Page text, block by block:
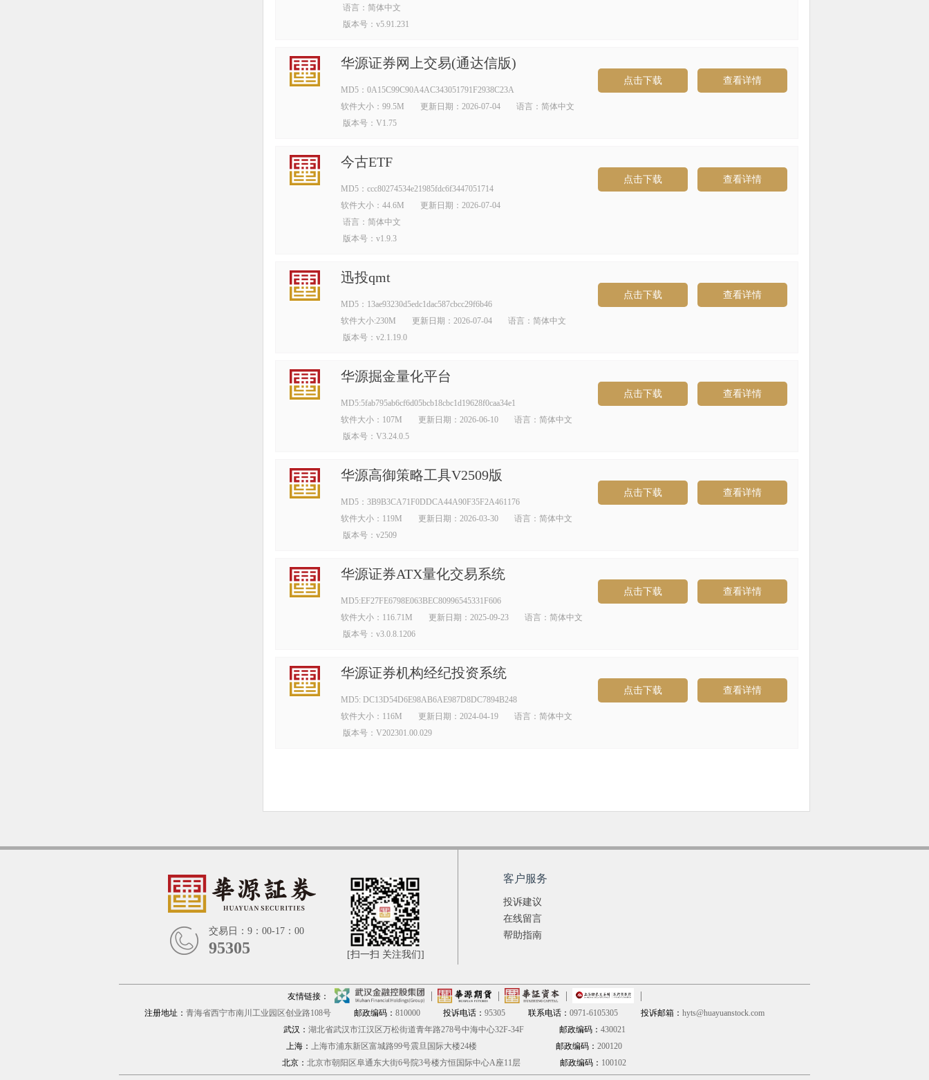
语言：简体中文
版本号：v5.91.231
华源证券网上交易(通达信版)
MD5：0A15C99C90A4AC343051791F2938C23A
软件大小：99.5M
更新日期：2026-07-04
语言：简体中文
版本号：V1.75
点击下载 查看详情
今古ETF
MD5：ccc80274534e21985fdc6f3447051714
软件大小：44.6M
更新日期：2026-07-04
语言：简体中文
版本号：v1.9.3
点击下载 查看详情
迅投qmt
MD5：13ae93230d5edc1dac587cbcc29f6b46
软件大小:230M
更新日期：2026-07-04
语言：简体中文
版本号：v2.1.19.0
点击下载 查看详情
华源掘金量化平台
MD5:5fab795ab6cf6d05bcb18cbc1d19628f0caa34e1
软件大小：107M
更新日期：2026-06-10
语言：简体中文
版本号：V3.24.0.5
点击下载 查看详情
华源高御策略工具V2509版
MD5：3B9B3CA71F0DDCA44A90F35F2A461176
软件大小：119M
更新日期：2026-03-30
语言：简体中文
版本号：v2509
点击下载 查看详情
华源证券ATX量化交易系统
MD5:EF27FE6798E063BEC80996545331F606
软件大小：116.71M
更新日期：2025-09-23
语言：简体中文
版本号：v3.0.8.1206
点击下载 查看详情
华源证券机构经纪投资系统
MD5: DC13D54D6E98AB6AE987D8DC7894B248
软件大小：116M
更新日期：2024-04-19
语言：简体中文
版本号：V202301.00.029
点击下载 查看详情
交易日：9：00-17：00
95305 [扫一扫 关注我们]
客户服务
投诉建议
在线留言
帮助指南
友情链接：
注册地址： 青海省西宁市南川工业园区创业路108号 邮政编码： 810000 投诉电话： 95305 联系电话： 0971-6105305 投诉邮箱： hyts@huayuanstock.com
武汉： 湖北省武汉市江汉区万松街道青年路278号中海中心32F-34F 邮政编码： 430021
上海： 上海市浦东新区富城路99号震旦国际大楼24楼 邮政编码： 200120
北京： 北京市朝阳区阜通东大街6号院3号楼方恒国际中心A座11层 邮政编码： 100102